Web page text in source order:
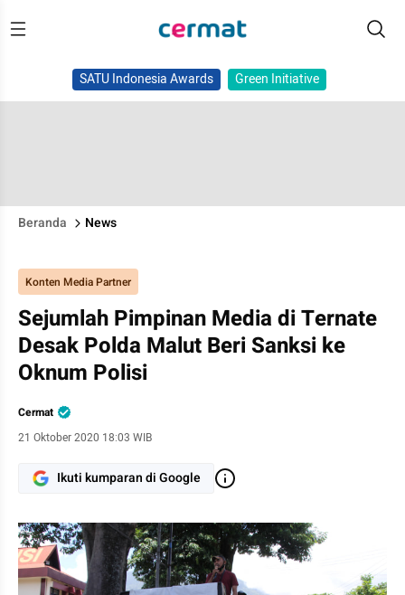
SATU Indonesia Awards Green Initiative
Beranda News
Konten Media Partner
Sejumlah Pimpinan Media di Ternate
Desak Polda Malut Beri Sanksi ke
Oknum Polisi
Cermat
21 Oktober 2020 18:03 WIB
Ikuti kumparan di Google